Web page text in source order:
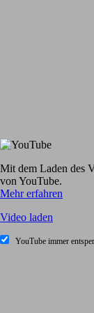
Mit dem Laden des
von YouTube.
Mehr erfahren
Video laden
YouTube immer